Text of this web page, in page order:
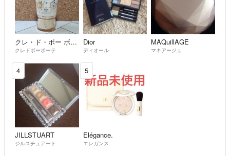
クレ・ド・ポー ボーテ
クレドポーボーテ
Dior
ディオール
MAQuillAGE
マキアージュ
4
JILLSTUART
ジルスチュアート
5
Elégance.
エレガンス